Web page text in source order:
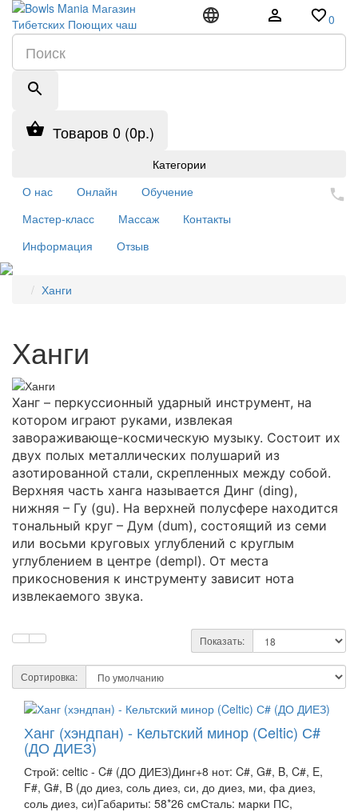
0
Товаров 0 (0р.)
Категории
О нас
Онлайн
Обучение
Мастер-класс
Массаж
Контакты
Информация
Отзыв
Ханги
Ханги
Ханг – перкуссионный ударный инструмент, на
котором играют руками, извлекая
завораживающе-космическую музыку. Состоит их
двух полых металлических полушарий из
азотированной стали, скрепленных между собой.
Верхняя часть ханга называется Динг (ding),
нижняя – Гу (gu). На верхней полусфере находится
тональный круг – Дум (dum), состоящий из семи
или восьми круговых углублений с круглым
углублением в центре (dempl). От места
прикосновения к инструменту зависит нота
извлекаемого звука.
Показать:
Сортировка:
Ханг (хэндпан) - Кельтский минор (Celtic) С#
(ДО ДИЕЗ)
Строй: celtic - C# (ДО ДИЕЗ)Динг+8 нот: C#, G#, B, C#, E,
F#, G#, B (до диез, соль диез, си, до диез, ми, фа диез,
соль диез, си)Габариты: 58*26 смСталь: марки ПС,